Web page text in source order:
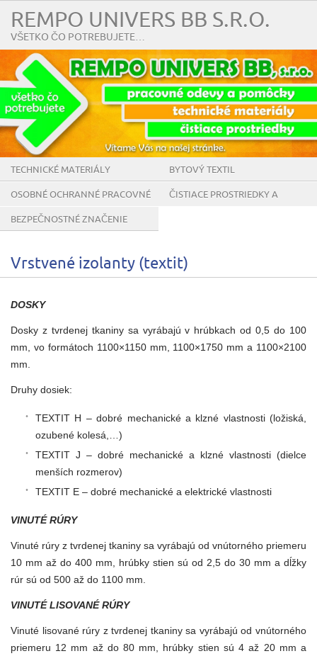
REMPO UNIVERS BB S.R.O.
VŠETKO ČO POTREBUJETE…
TECHNICKÉ MATERIÁLY BYTOVÝ TEXTIL
OSOBNÉ OCHRANNÉ PRACOVNÉ
POMÔCKY
ČISTIACE PROSTRIEDKY A
BEZPEČNOSTNÉ ZNAČENIE
Vrstvené izolanty (textit)
DOSKY
Dosky z tvrdenej tkaniny sa vyrábajú v hrúbkach od 0,5 do 100
mm, vo formátoch 1100×1150 mm, 1100×1750 mm a 1100×2100
mm.
Druhy dosiek:
TEXTIT H – dobré mechanické a klzné vlastnosti (ložiská,
ozubené kolesá,…)
TEXTIT J – dobré mechanické a klzné vlastnosti (dielce
menších rozmerov)
TEXTIT E – dobré mechanické a elektrické vlastnosti
VINUTÉ RÚRY
Vinuté rúry z tvrdenej tkaniny sa vyrábajú od vnútorného priemeru
10 mm až do 400 mm, hrúbky stien sú od 2,5 do 30 mm a dĺžky
rúr sú od 500 až do 1100 mm.
VINUTÉ LISOVANÉ RÚRY
Vinuté lisované rúry z tvrdenej tkaniny sa vyrábajú od vnútorného
priemeru 12 mm až do 80 mm, hrúbky stien sú 4 až 20 mm a